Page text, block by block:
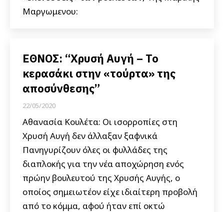
Μαργωμενου:
ΕΘΝΟΣ: “Χρυσή Αυγή – Το
κερασάκι στην «τούρτα» της
αποσύνθεσης”
22/05/2020
Αθανασία Κουλέτα: Οι ισορροπίες στη
Χρυσή Αυγή δεν άλλαξαν ξαφνικά
Πανηγυρίζουν όλες οι φυλλάδες της
διαπλοκής για την νέα αποχώρηση ενός
πρώην βουλευτού της Χρυσής Αυγής, ο
οποίος σημειωτέον είχε ιδιαίτερη προβολή
από το κόμμα, αφού ήταν επί οκτώ